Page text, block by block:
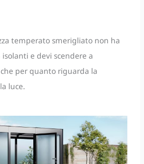
temperato smerigliato non ha
e devi scendere a
per quanto riguarda la
luce.